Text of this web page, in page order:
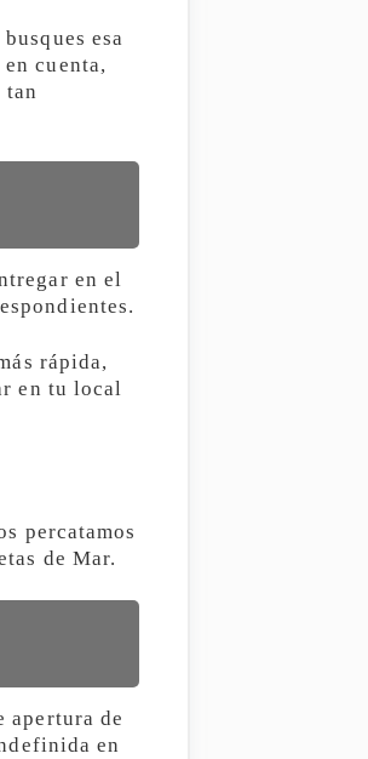
esa
cuenta,
tan
en el
rápida,
en tu local
percatamos
de Mar.
apertura de
en